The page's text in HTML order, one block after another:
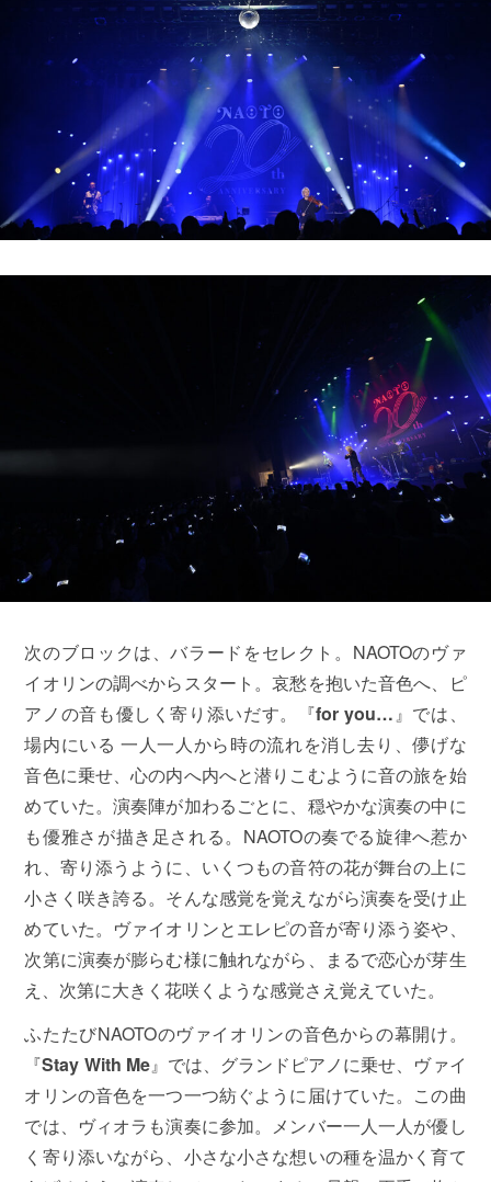
次のブロックは、バラードをセレクト。NAOTOのヴァ
イオリンの調べからスタート。哀愁を抱いた音色へ、ピ
アノの音も優しく寄り添いだす。『for you… 』では、
場内にいる 一人一人から時の流れを消し去り、儚げな
音色に乗せ、心の内へ内へと潜りこむように音の旅を始
めていた。演奏陣が加わるごとに、穏やかな演奏の中に
も優雅さが描き足される。NAOTOの奏でる旋律へ惹か
れ、寄り添うように、いくつもの音符の花が舞台の上に
小さく咲き誇る。そんな感覚を覚えながら演奏を受け止
めていた。ヴァイオリンとエレピの音が寄り添う姿や、
次第に演奏が膨らむ様に触れながら、まるで恋心が芽生
え、次第に大きく花咲くような感覚さえ覚えていた。
ふたたびNAOTOのヴァイオリンの音色からの幕開け。
『Stay With Me』では、グランドピアノに乗せ、ヴァイ
オリンの音色を一つ一つ紡ぐように届けていた。この曲
では、ヴィオラも演奏に参加。メンバー一人一人が優し
く寄り添いながら、小さな小さな想いの種を温かく育て